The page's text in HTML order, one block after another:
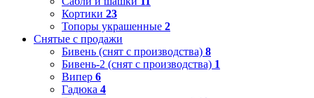
Кортики 23
Топоры украшенные 2
Снятые с продажи
Бивень (снят с производства) 8
Бивень-2 (снят с производства) 1
Випер 6
Гадюка 4